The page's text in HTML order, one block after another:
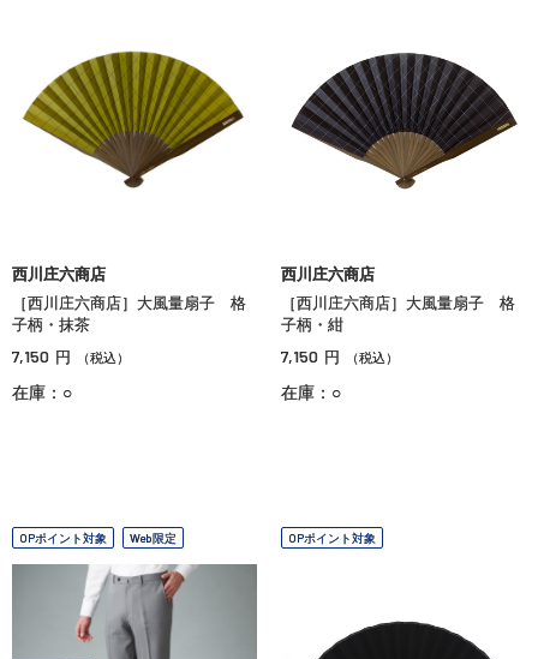
西川庄六商店
［西川庄六商店］大風量扇子 格
子柄・抹茶
7,150 円 （税込）
在庫：○
西川庄六商店
［西川庄六商店］大風量扇子 格
子柄・紺
7,150 円 （税込）
在庫：○
OPポイント対象 Web限定 OPポイント対象